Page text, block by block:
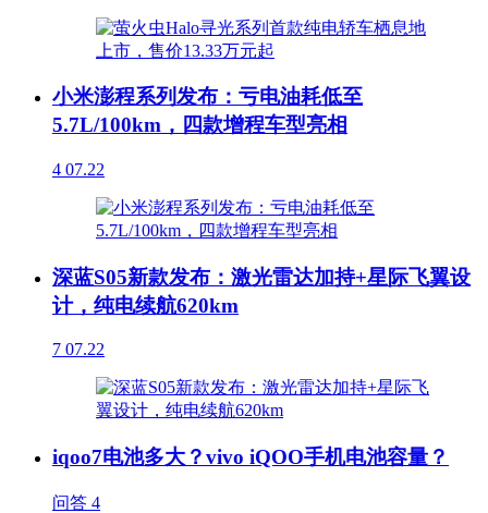
小米澎程系列发布：亏电油耗低至
5.7L/100km，四款增程车型亮相
4 07.22
深蓝S05新款发布：激光雷达加持+星际飞翼设
计，纯电续航620km
7 07.22
iqoo7电池多大？vivo iQOO手机电池容量？
问答 4